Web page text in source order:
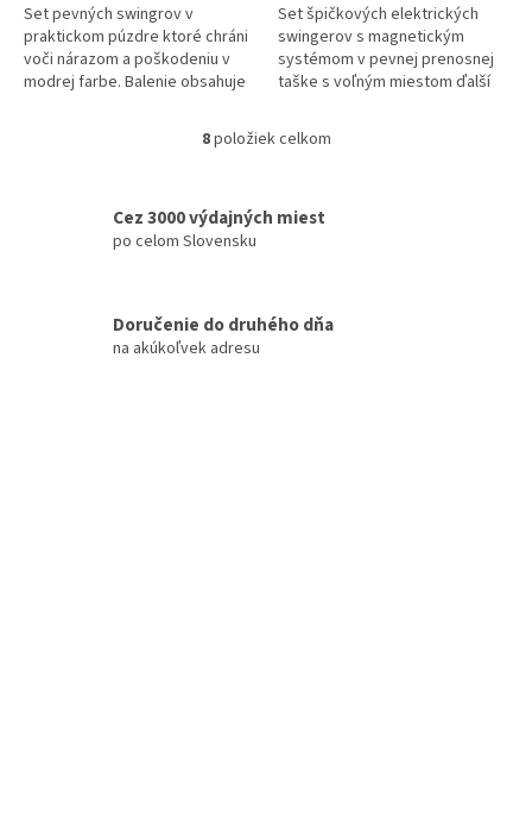
Set pevných swingrov v
praktickom púzdre ktoré chráni
voči nárazom a poškodeniu v
modrej farbe. Balenie obsahuje
Set špičkových elektrických
swingerov s magnetickým
systémom v pevnej prenosnej
taške s voľným miestom ďalší
rybárske príslušenstvo!
O
á
e
8položiek celkom
Cez 3000 výdajných miest
po celom Slovensku
Doručenie do druhého dňa
na akúkoľvek adresu